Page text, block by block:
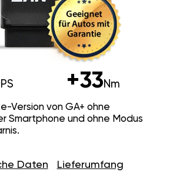
PS +33Nm
Version von GA+ ohne
Smartphone und ohne Modus
Daten Lieferumfang